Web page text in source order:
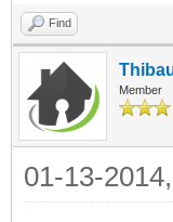
Find
Member
01-13-